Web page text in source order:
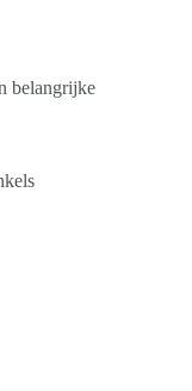
belangrijke